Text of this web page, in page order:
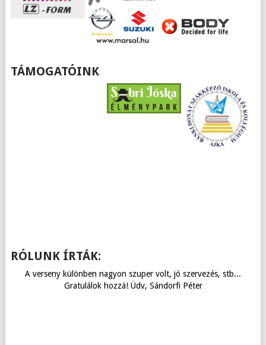
TÁMOGATÓINK
RÓLUNK ÍRTÁK:
A verseny különben nagyon szuper volt, jó szervezés, stb...
Gratulálok hozzá! Üdv, Sándorfi Péter